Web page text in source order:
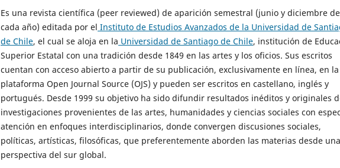
Es una revista científica (peer reviewed) de aparición semestral (junio y diciembre de
cada año) editada por el Instituto de Estudios Avanzados de la Universidad de
de Chile, el cual se aloja en la Universidad de Santiago de Chile, institución de
Superior Estatal con una tradición desde 1849 en las artes y los oficios. Sus escritos
cuentan con acceso abierto a partir de su publicación, exclusivamente en línea, en la
plataforma Open Journal Source (OJS) y pueden ser escritos en castellano, inglés y
portugués. Desde 1999 su objetivo ha sido difundir resultados inéditos y originales
investigaciones provenientes de las artes, humanidades y ciencias sociales con
atención en enfoques interdisciplinarios, donde convergen discusiones sociales,
políticas, artísticas, filosóficas, que preferentemente aborden las materias desde una
perspectiva del sur global.